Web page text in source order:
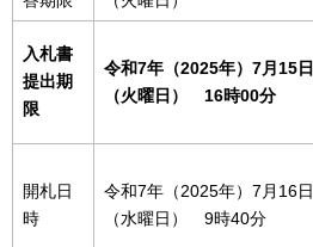
入札書
提出期
限
令和7年（2025年）7月15日
（火曜日） 16時00分
開札日
時
令和7年（2025年）7月16日
（水曜日） 9時40分